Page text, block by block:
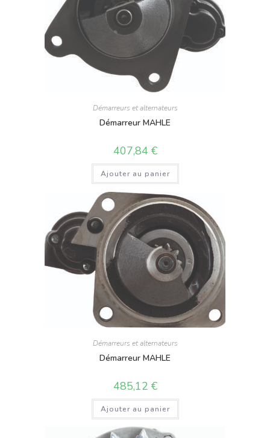
Démarreurs et alternateurs
Démarreur MAHLE
407,84 €
Ajouter au panier
Démarreurs et alternateurs
Démarreur MAHLE
485,12 €
Ajouter au panier